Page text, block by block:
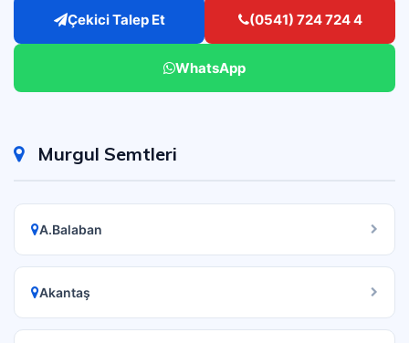
Çekici Talep Et (0541) 724 724 4
WhatsApp
Murgul Semtleri
A.Balaban
Akantaş